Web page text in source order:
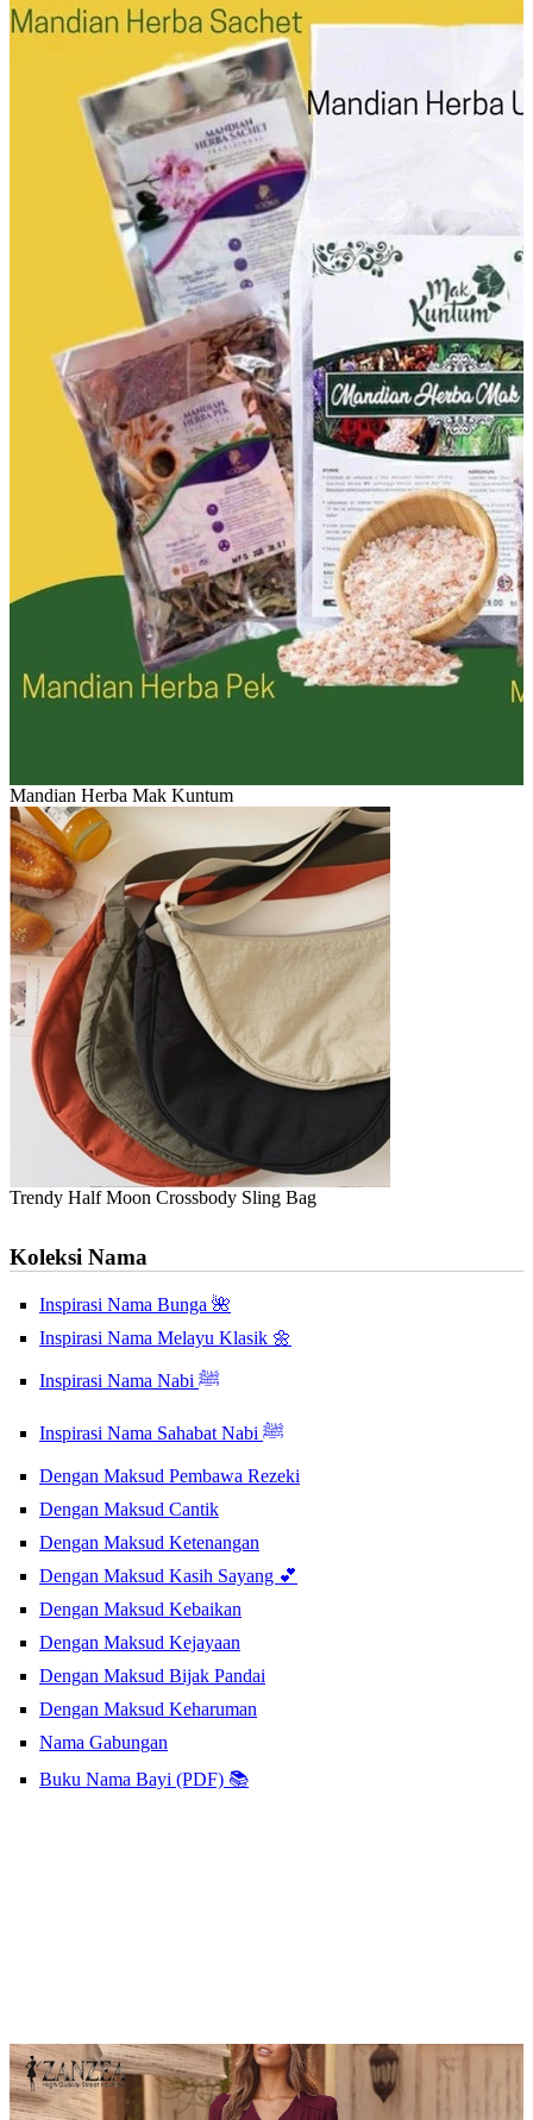
Mandian Herba Mak Kuntum
Trendy Half Moon Crossbody Sling Bag
Koleksi Nama
Inspirasi Nama Bunga 🌺
Inspirasi Nama Melayu Klasik 🌼
Inspirasi Nama Nabi ﷺ
Inspirasi Nama Sahabat Nabi ﷺ
Dengan Maksud Pembawa Rezeki
Dengan Maksud Cantik
Dengan Maksud Ketenangan
Dengan Maksud Kasih Sayang 💕
Dengan Maksud Kebaikan
Dengan Maksud Kejayaan
Dengan Maksud Bijak Pandai
Dengan Maksud Keharuman
Nama Gabungan
Buku Nama Bayi (PDF) 📚